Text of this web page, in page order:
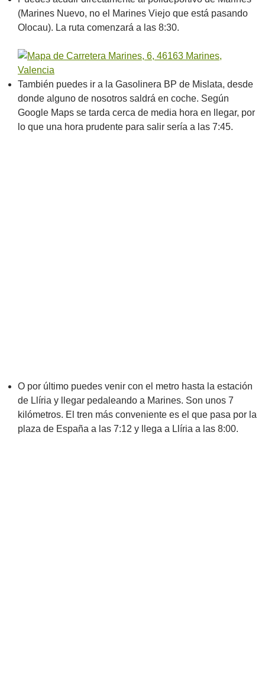
(Marines Nuevo, no el Marines Viejo que está pasando
Olocau). La ruta comenzará a las 8:30.
También puedes ir a la Gasolinera BP de Mislata, desde
donde alguno de nosotros saldrá en coche. Según
Google Maps se tarda cerca de media hora en llegar, por
lo que una hora prudente para salir sería a las 7:45.
O por último puedes venir con el metro hasta la estación
de Llíria y llegar pedaleando a Marines. Son unos 7
kilómetros. El tren más conveniente es el que pasa por la
plaza de España a las 7:12 y llega a Llíria a las 8:00.